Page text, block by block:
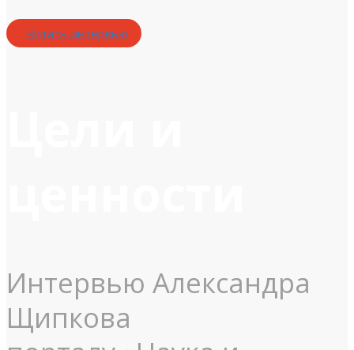
Читать интервью
Интервью Александра
Щипкова